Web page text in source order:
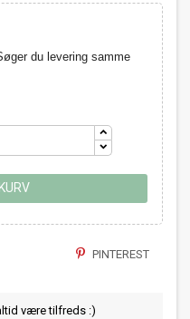
du levering samme
PINTEREST
være tilfreds :)